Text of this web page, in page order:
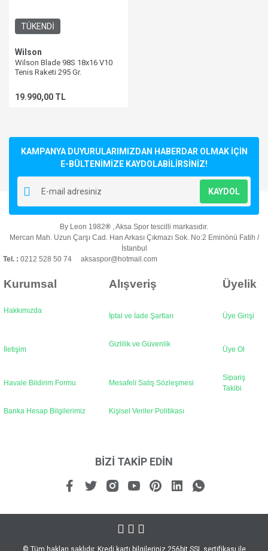
TÜKENDİ
Wilson
Wilson Blade 98S 18x16 V10
Tenis Raketi 295 Gr.
19.990,00 TL
KAMPANYA DUYURULARIMIZDAN HABERDAR OLMAK İÇİN
E-BÜLTENİMİZE KAYDOLABİLİRSİNİZ!
KAYDOL
By Leon 1982® , Aksa Spor tescilli markasıdır.
Mercan Mah. Uzun Çarşı Cad. Han Arkası Çıkmazı Sok. No:2 Eminönü Fatih /
İstanbul
Tel. : 0212 528 50 74 aksaspor@hotmail.com
Kurumsal Alışveriş Üyelik
Hakkımızda
İptal ve İade Şartları Üye Girişi
İletişim
Gizlilik ve Güvenlik
Üye Ol
Havale Bildirim Formu Mesafeli Satış Sözleşmesi
Sipariş
Takibi
Banka Hesap Bilgilerimiz Kişisel Veriler Politikası
BİZİ TAKİP EDİN
© Tüm hakları saklıdır. Kredi kartı bilgileriniz 256bit SSL sertifikası ile